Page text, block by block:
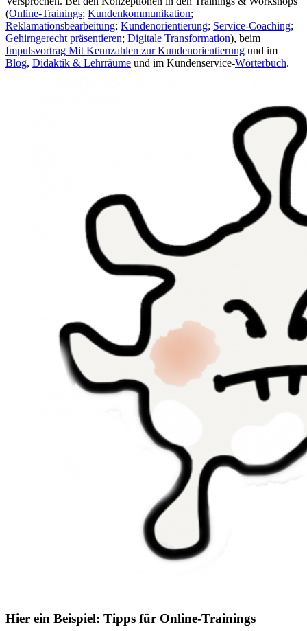
(Online-Trainings; Kundenkommunikation;
Reklamationsbearbeitung; Kundenorientierung; Service-Coaching;
Gehirngerecht präsentieren; Digitale Transformation), beim
Impulsvortrag Mit Kennzahlen zur Kundenorientierung und im
Blog, Didaktik & Lehrräume und im Kundenservice-Wörterbuch.
Hier ein Beispiel: Tipps für Online-Trainings